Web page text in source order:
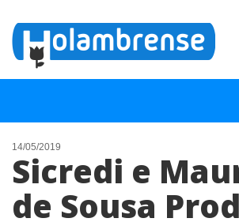
NOTÍCIAS
LISTA DIGITAL
14/05/2019
Sicredi e
de Sousa